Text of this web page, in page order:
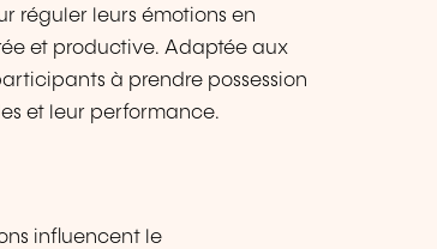
réguler leurs émotions en
et productive. Adaptée aux
à prendre possession
et leur performance.
influencent le